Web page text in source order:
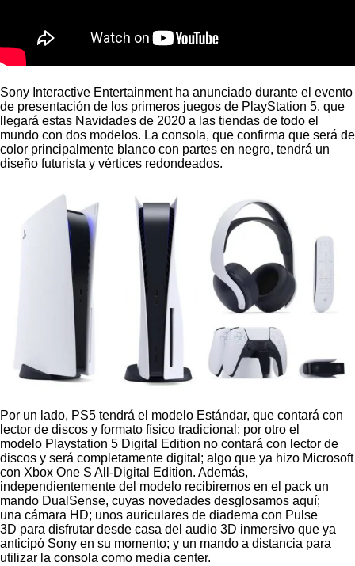
Sony Interactive Entertainment ha anunciado durante el evento
de presentación de los primeros juegos de PlayStation 5, que
llegará estas Navidades de 2020 a las tiendas de todo el
mundo con dos modelos. La consola, que confirma que será de
color principalmente blanco con partes en negro, tendrá un
diseño futurista y vértices redondeados.
Por un lado, PS5 tendrá el modelo Estándar, que contará con
lector de discos y formato físico tradicional; por otro el
modelo Playstation 5 Digital Edition no contará con lector de
discos y será completamente digital; algo que ya hizo Microsoft
con Xbox One S All-Digital Edition. Además,
independientemente del modelo recibiremos en el pack un
mando DualSense, cuyas novedades desglosamos aquí;
una cámara HD; unos auriculares de diadema con Pulse
3D para disfrutar desde casa del audio 3D inmersivo que ya
anticipó Sony en su momento; y un mando a distancia para
utilizar la consola como media center.